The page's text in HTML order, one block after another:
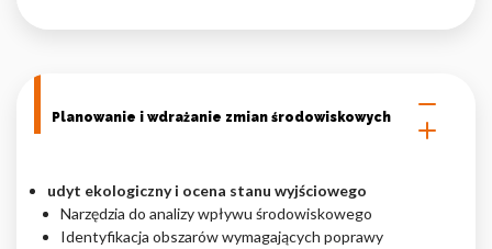
Planowanie i wdrażanie zmian środowiskowych
udyt ekologiczny i ocena stanu wyjściowego
Narzędzia do analizy wpływu środowiskowego
Identyfikacja obszarów wymagających poprawy